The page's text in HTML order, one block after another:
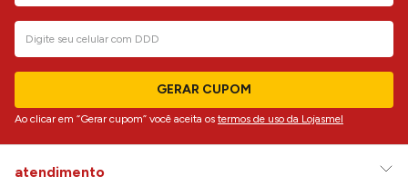
GERAR CUPOM
Ao clicar em “Gerar cupom” você aceita os termos de uso da Lojasmel
atendimento